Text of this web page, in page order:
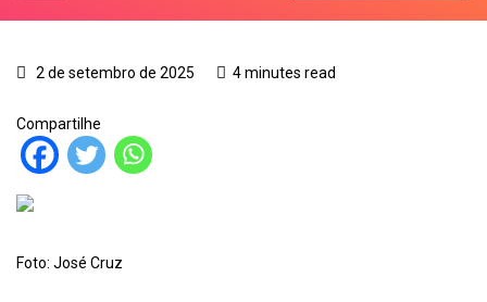
2 de setembro de 2025 4 minutes read
Compartilhe
Foto: José Cruz